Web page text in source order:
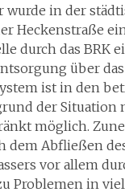
wurde in der
Heckenstraße
durch das BRK
über das
ist in den
der Situation
möglich.
dem Abfließen
vor allem
Problemen in